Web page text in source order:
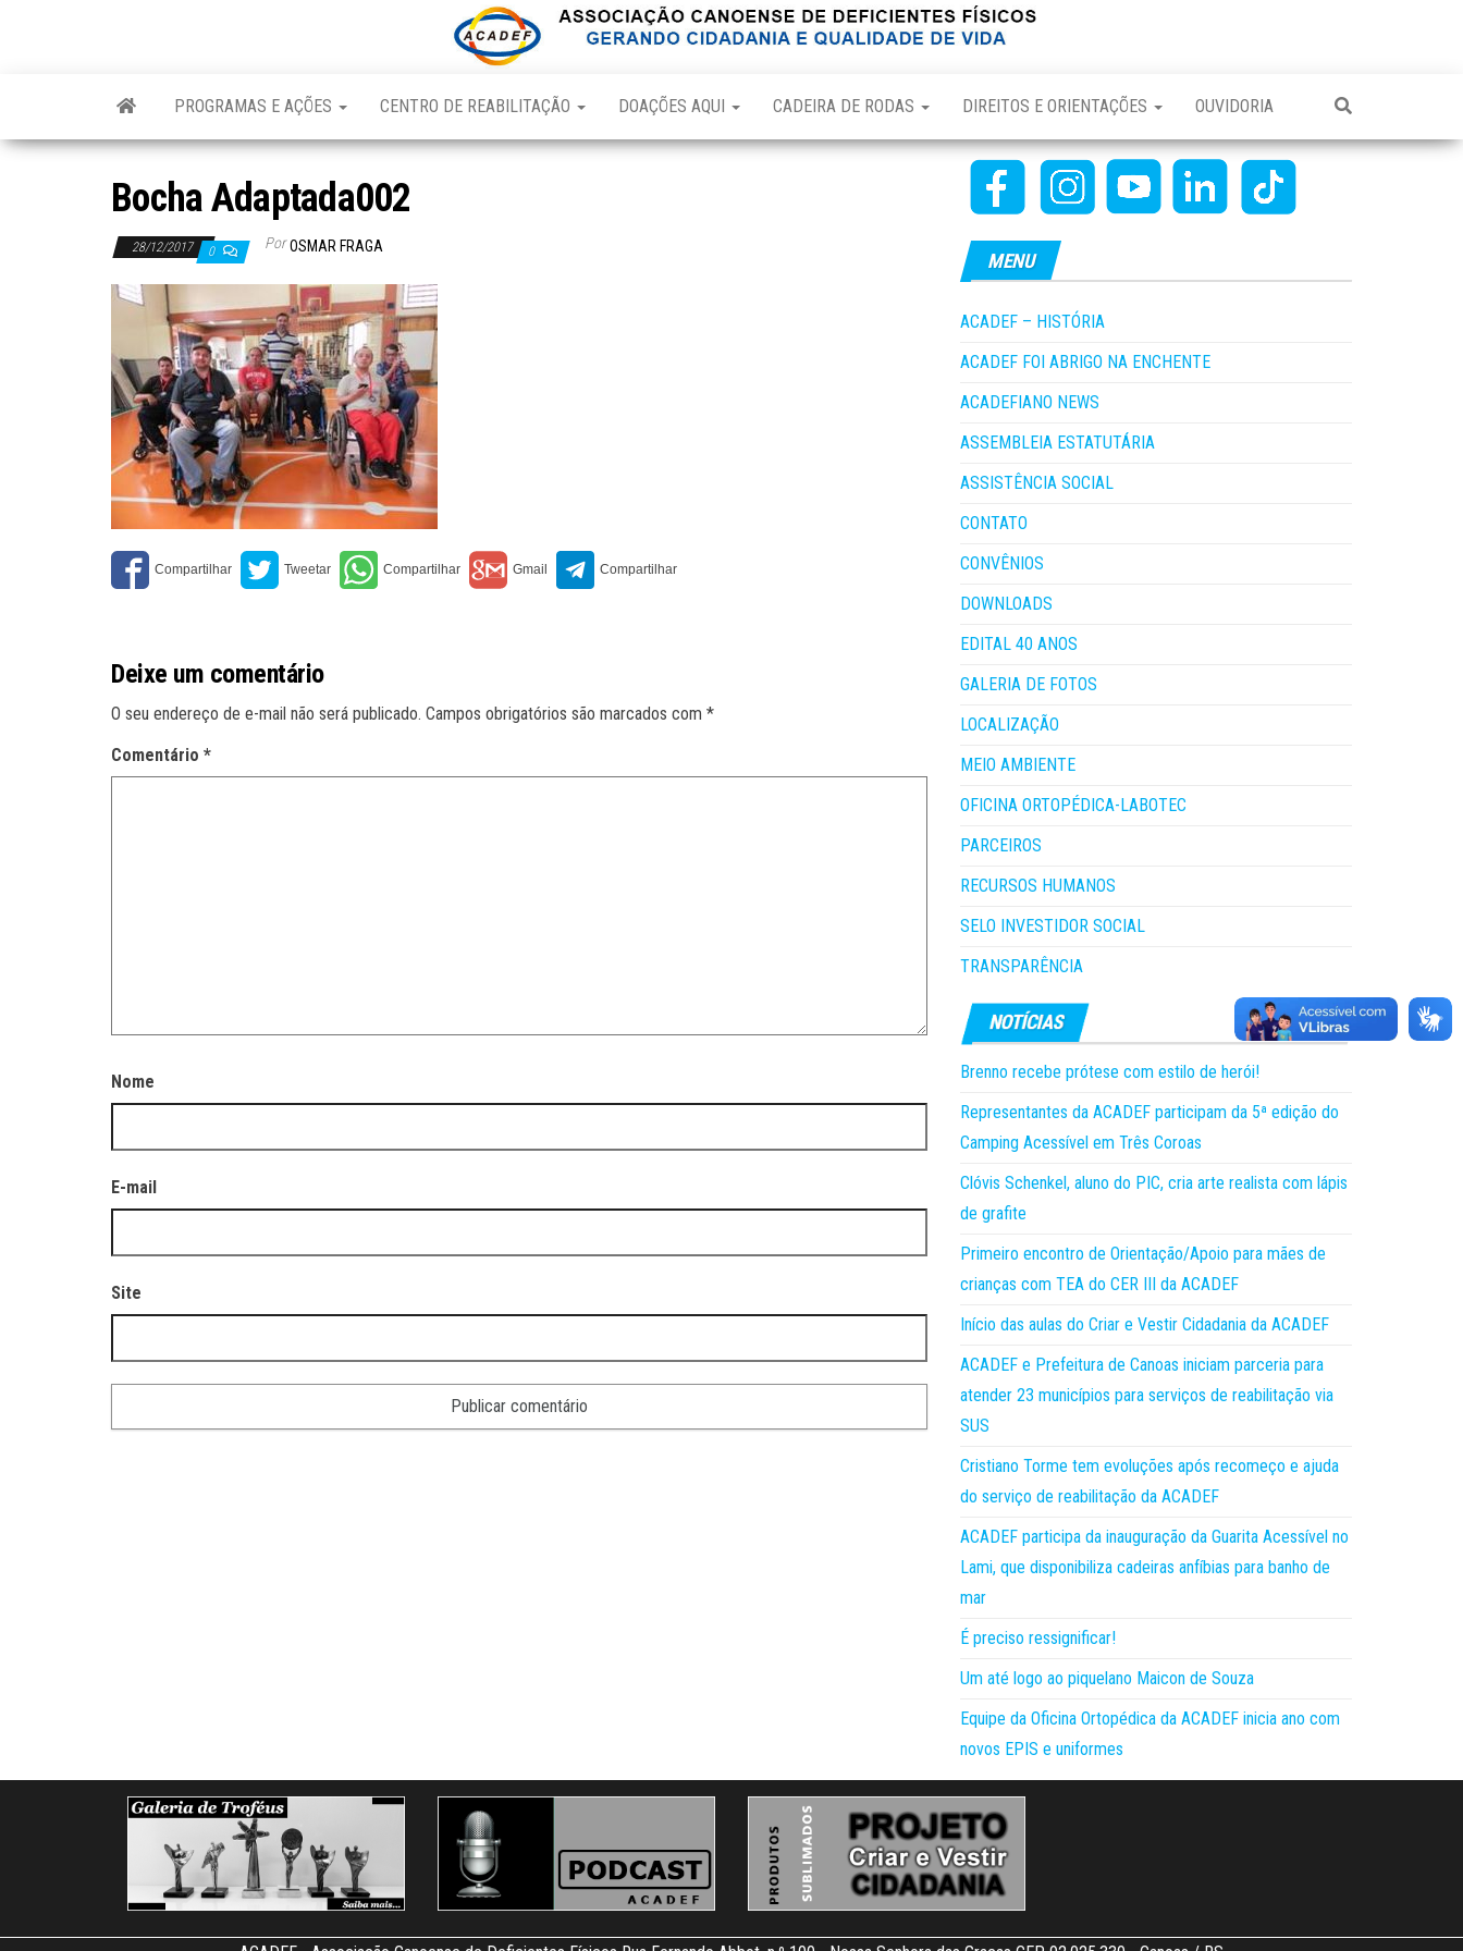
PROGRAMAS E AÇÕES CENTRO DE REABILITAÇÃO DOAÇÕES AQUI CADEIRA DE RODAS DIREITOS E ORIENTAÇÕES OUVIDORIA
Bocha Adaptada002
28/12/2017 0 Por OSMAR FRAGA
Deixe um comentário
O seu endereço de e-mail não será publicado. Campos obrigatórios são marcados com *
Comentário *
Nome
E-mail
Site
MENU
ACADEF – HISTÓRIA
ACADEF FOI ABRIGO NA ENCHENTE
ACADEFIANO NEWS
ASSEMBLEIA ESTATUTÁRIA
ASSISTÊNCIA SOCIAL
CONTATO
CONVÊNIOS
DOWNLOADS
EDITAL 40 ANOS
GALERIA DE FOTOS
LOCALIZAÇÃO
MEIO AMBIENTE
OFICINA ORTOPÉDICA-LABOTEC
PARCEIROS
RECURSOS HUMANOS
SELO INVESTIDOR SOCIAL
TRANSPARÊNCIA
Brenno recebe prótese com estilo de herói!
Representantes da ACADEF participam da 5ª edição do
Camping Acessível em Três Coroas
Clóvis Schenkel, aluno do PIC, cria arte realista com lápis
de grafite
Primeiro encontro de Orientação/Apoio para mães de
crianças com TEA do CER III da ACADEF
Início das aulas do Criar e Vestir Cidadania da ACADEF
ACADEF e Prefeitura de Canoas iniciam parceria para
atender 23 municípios para serviços de reabilitação via
SUS
Cristiano Torme tem evoluções após recomeço e ajuda
do serviço de reabilitação da ACADEF
ACADEF participa da inauguração da Guarita Acessível no
Lami, que disponibiliza cadeiras anfíbias para banho de
mar
É preciso ressignificar!
Um até logo ao piquelano Maicon de Souza
Equipe da Oficina Ortopédica da ACADEF inicia ano com
novos EPIS e uniformes